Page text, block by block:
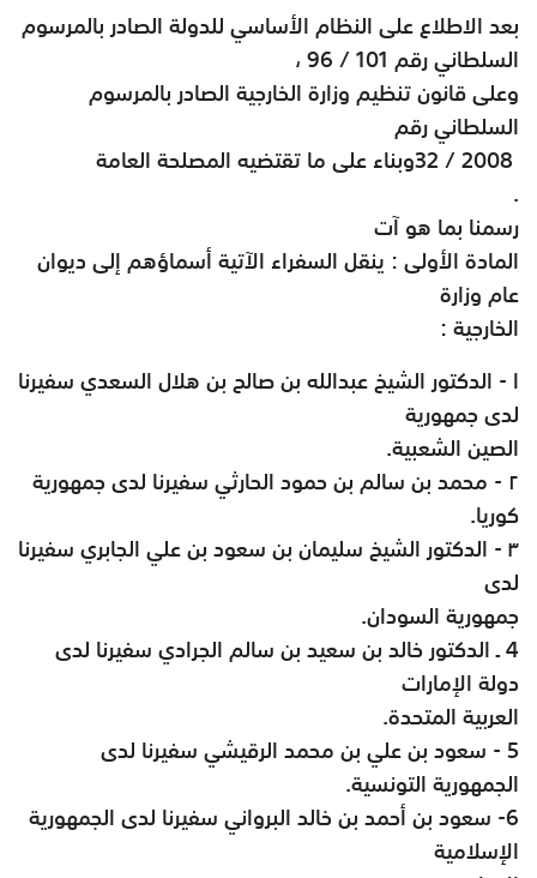
بعد الاطلاع على النظام الأساسي للدولة الصادر بالمرسوم
السلطاني رقم 101 / 96 ،
وعلى قانون تنظيم وزارة الخارجية الصادر بالمرسوم
السلطاني رقم
32 / 2008وبناء على ما تقتضيه المصلحة العامة
.
رسمنا بما هو آت
المادة الأولى : ينقل السفراء الآتية أسماؤهم إلى ديوان
عام وزارة
الخارجية:
ا - الدكتور الشيخ عبدالله بن صالح بن هلال السعدي سفيرنا
لدى جمهورية
الصين الشعبية.
۲ - محمد بن سالم بن حمود الحارثي سفيرنا لدى جمهورية
كوريا.
٣- الدكتور الشيخ سليمان بن سعود بن علي الجابري سفيرنا
لدى
جمهورية السودان.
4 ـ الدكتور خالد بن سعيد بن سالم الجرادي سفيرنا لدى
دولة الإمارات
العربية المتحدة.
5 - سعود بن علي بن محمد الرقيشي سفيرنا لدى
الجمهورية التونسية.
6- سعود بن أحمد بن خالد البرواني سفيرنا لدى الجمهورية
الإسلامية